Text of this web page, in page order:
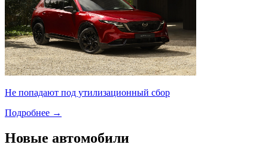
Не попадают под утилизационный сбор
Подробнее →
Новые автомобили